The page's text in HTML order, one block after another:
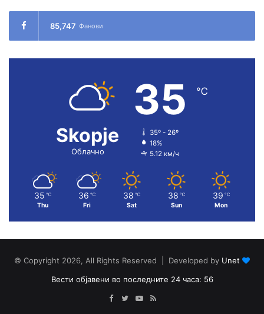
85,747 Фанови
Skopje
Облачно
35 ℃
35º - 26º
18%
5.12 км/ч
35 ℃
Thu
36 ℃
Fri
38 ℃
Sat
38 ℃
Sun
39 ℃
Mon
© Copyright 2026, All Rights Reserved | Developed by Unet
Вести објавени во последните 24 часа: 56
Facebook
TwitterYouTube
RSS